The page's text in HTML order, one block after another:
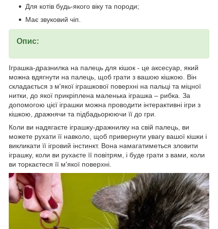
Для котів будь-якого віку та породи;
Має звуковий чіп.
Опис:
Іграшка-дразнилка на палець для кішок - це аксесуар, який
можна вдягнути на палець, щоб грати з вашою кішкою. Він
складається з м'якої іграшкової поверхні на пальці та міцної
нитки, до якої прикріплена маленька іграшка – рибка. За
допомогою цієї іграшки можна проводити інтерактивні ігри з
кішкою, дражнячи та підбадьорюючи її до гри.
Коли ви надягаєте іграшку-дражнилку на свій палець, ви
можете рухати її навколо, щоб привернути увагу вашої кішки і
викликати її ігровий інстинкт. Вона намагатиметься зловити
іграшку, коли ви рухаєте її повітрям, і буде грати з вами, коли
ви торкаєтеся її м'якої поверхні.